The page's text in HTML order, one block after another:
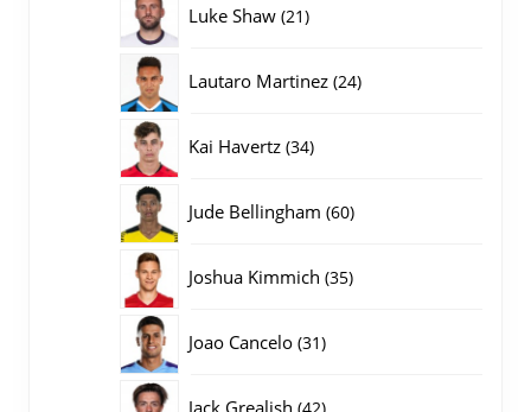
Luke Shaw 2121
Lautaro Martinez 2424
Kai Havertz 3434
Jude Bellingham 6060
Joshua Kimmich 3535
Joao Cancelo 3131
42